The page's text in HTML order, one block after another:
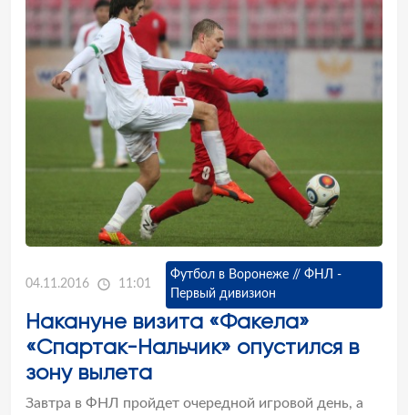
04.11.2016 11:01
Футбол в Воронеже // ФНЛ -
Первый дивизион
Накануне визита «Факела»
«Спартак-Нальчик» опустился в
зону вылета
Завтра в ФНЛ пройдет очередной игровой день, а